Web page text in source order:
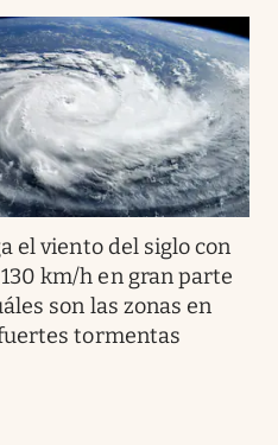
el viento del siglo con
km/h en gran parte
son las zonas en
tormentas